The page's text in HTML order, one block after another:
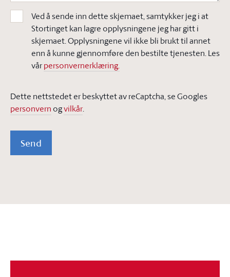
Ved å sende inn dette skjemaet, samtykker jeg i at
Stortinget kan lagre opplysningene jeg har gitt i
skjemaet. Opplysningene vil ikke bli brukt til annet
enn å kunne gjennomføre den bestilte tjenesten. Les
vårpersonvernerklæring.
Dette nettstedet er beskyttet av reCaptcha, se Googles
personvern ogvilkår.
Send